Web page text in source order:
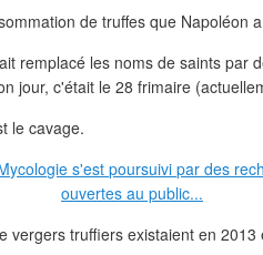
de truffes que Napoléon
remplacé les noms de saints par
jour, c'était le 28 frimaire
le cavage.
vergers truffiers existaient en 2013